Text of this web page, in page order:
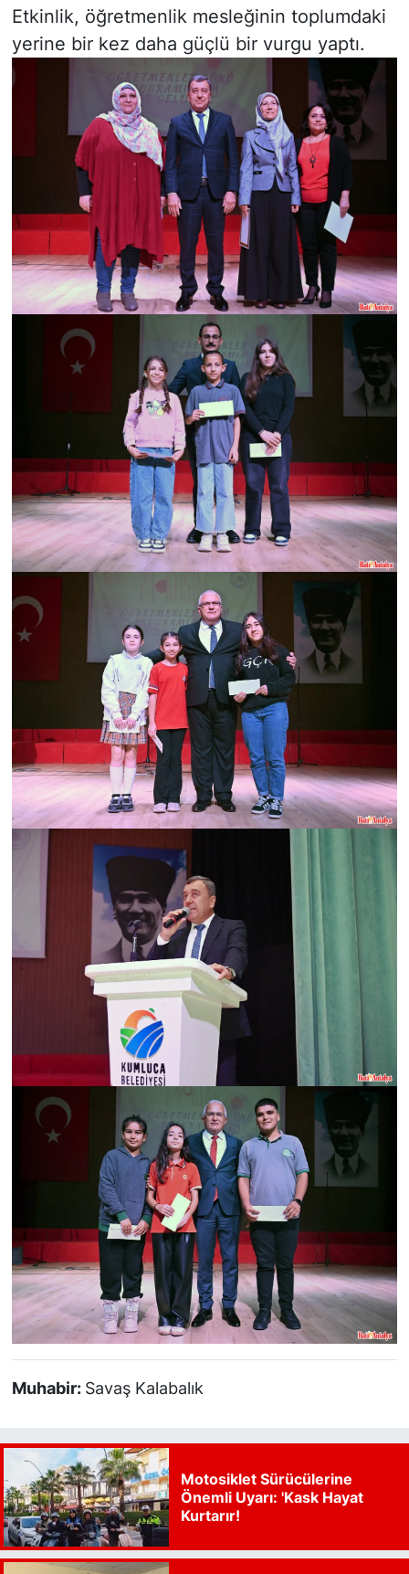
Etkinlik, öğretmenlik mesleğinin toplumdaki
yerine bir kez daha güçlü bir vurgu yaptı.
Muhabir: Savaş Kalabalık
Motosiklet Sürücülerine
Önemli Uyarı: 'Kask Hayat
Kurtarır!